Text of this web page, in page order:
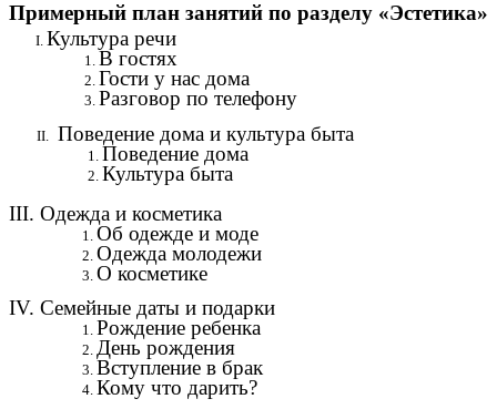
Примерный план занятий по разделу «Эстетика»
Культура речи
В гостях
Гости у нас дома
Разговор по телефону
Поведение дома и культура быта
Поведение дома
Культура быта
III. Одежда и косметика
Об одежде и моде
Одежда молодежи
О косметике
IV. Семейные даты и подарки
Рождение ребенка
День рождения
Вступление в брак
Кому что дарить?